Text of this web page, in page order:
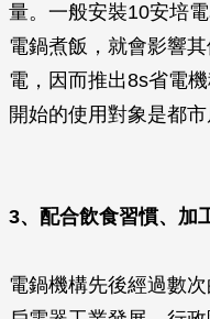
量。一般安裝10安培
電鍋煮飯，就會影響
電，因而推出8s省電
開始的使用對象是都市
3、配合飲食習慣、加
電鍋機構先後經過數